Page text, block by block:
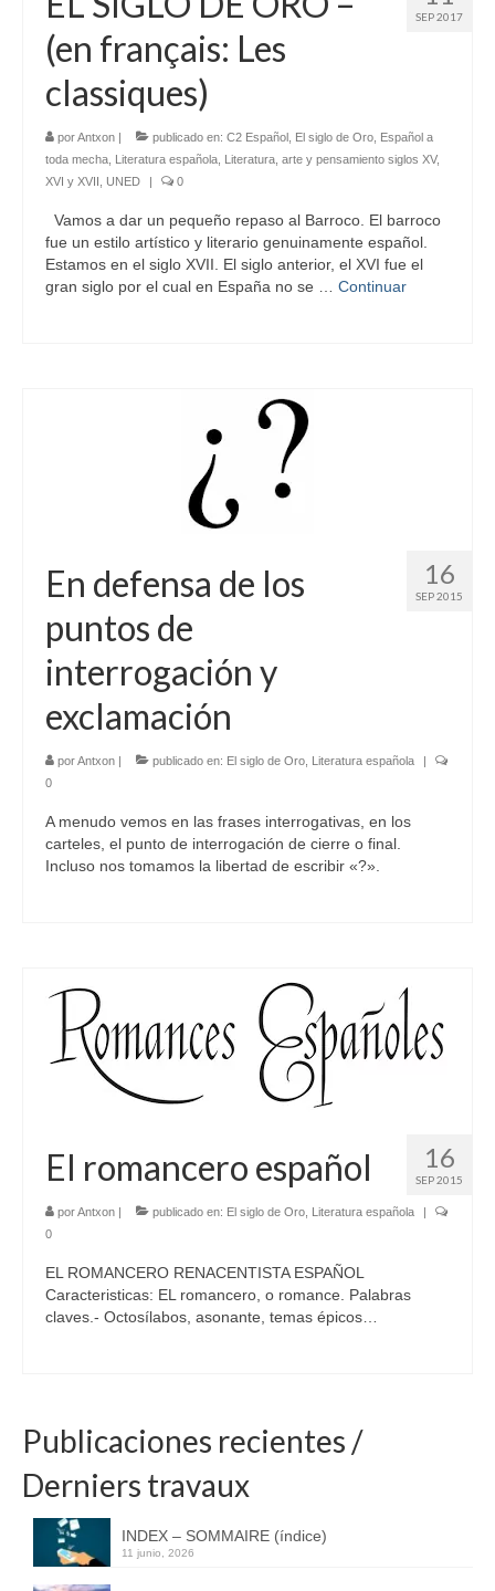
SEP 2017
(en français: Les
classiques)
porAntxon | publicado en: C2 Español El siglo de Oro Español a
toda mecha Literatura española Literatura, arte y pensamiento siglos XV,
XVI y XVII
UNED | 0
Vamos a dar un pequeño repaso al Barroco. El barroco
fue un estilo artístico y literario genuinamente español.
Estamos en el siglo XVII. El siglo anterior, el XVI fue el
gran siglo por el cual en España no se … Continuar
16
SEP 2015
En defensa de los
puntos de
interrogación y
exclamación
porAntxon | publicado en: El siglo de Oro Literatura española
|
0
A menudo vemos en las frases interrogativas, en los
carteles, el punto de interrogación de cierre o final.
Incluso nos tomamos la libertad de escribir «?».
16
SEP 2015
El romancero español
porAntxon | publicado en: El siglo de Oro Literatura española
|
0
EL ROMANCERO RENACENTISTA ESPAÑOL
Caracteristicas: EL romancero, o romance. Palabras
claves.- Octosílabos, asonante, temas épicos…
Publicaciones recientes /
Derniers travaux
INDEX – SOMMAIRE (índice)
11 junio, 2026